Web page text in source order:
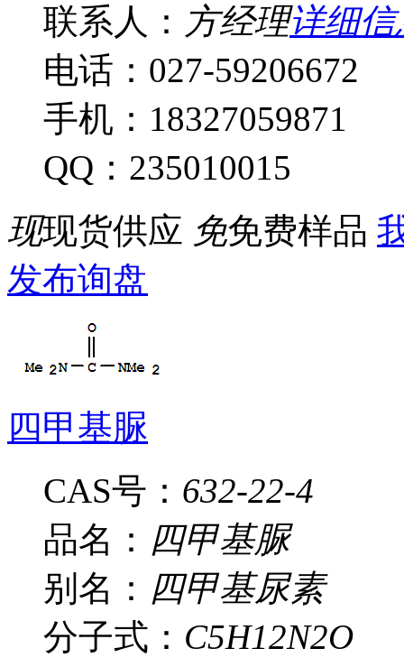
联系人： 方经理详细信
电话：027-59206672
手机：18327059871
QQ：235010015
现现货供应 免免费样品
发布询盘
四甲基脲
CAS号： 632-22-4
品名： 四甲基脲
别名： 四甲基尿素
分子式： C5H12N2O